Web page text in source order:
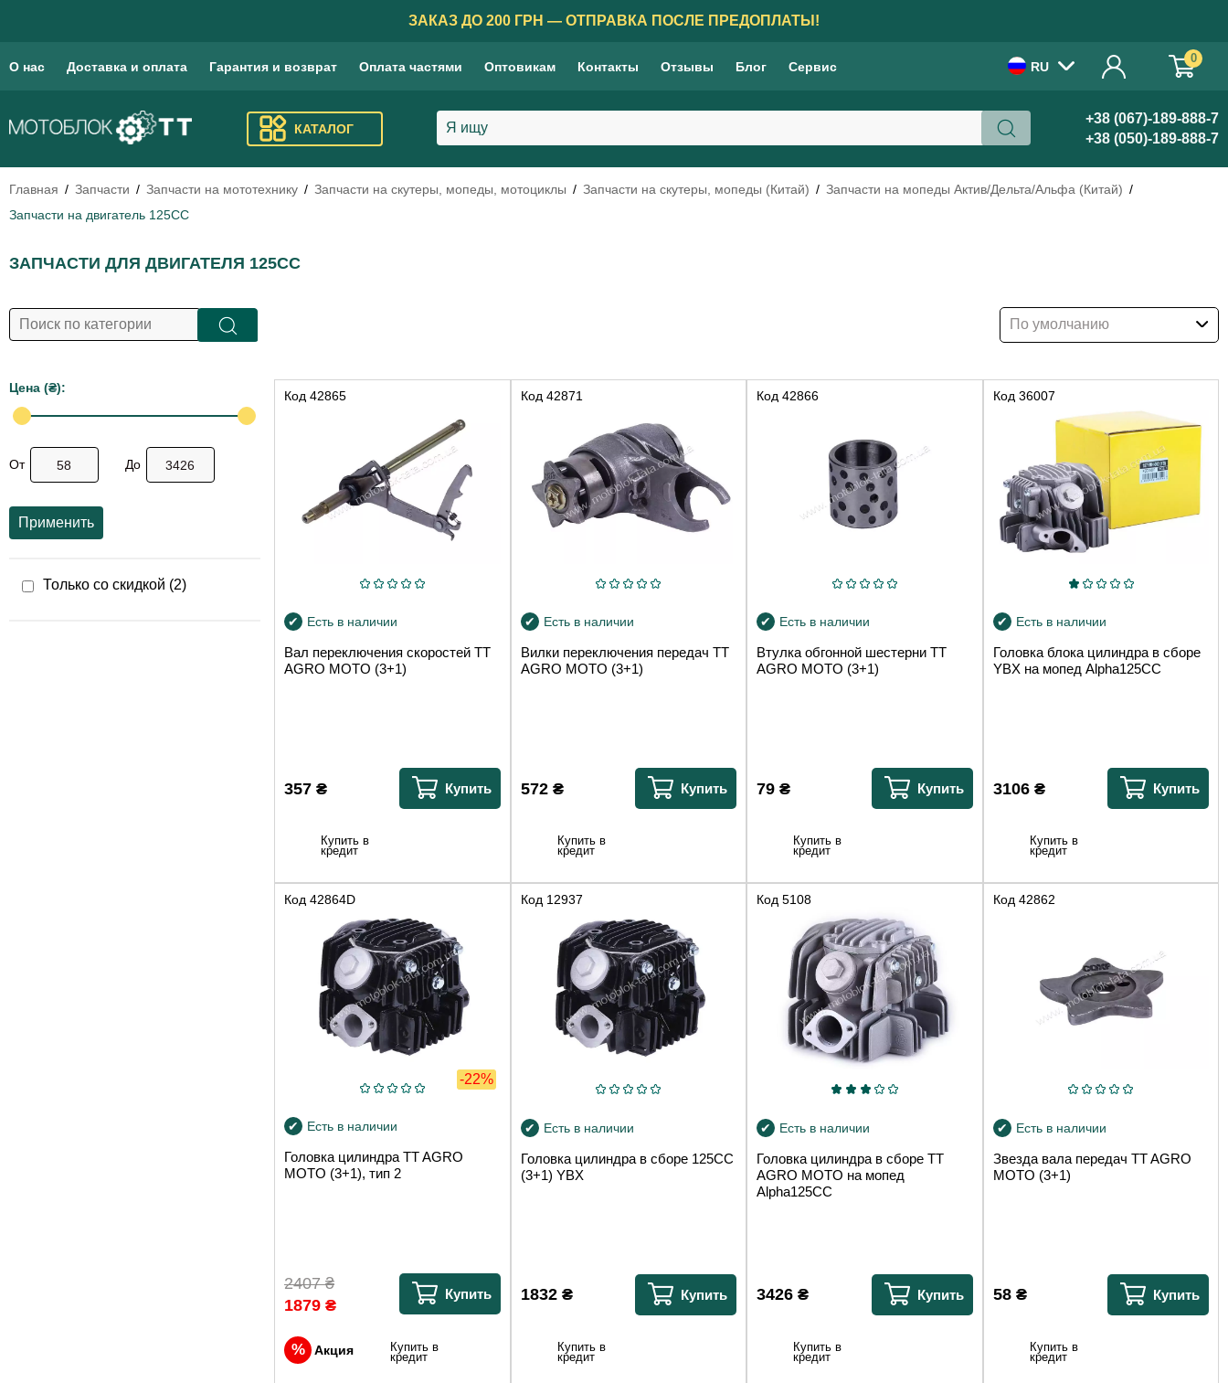
ЗАКАЗ ДО 200 ГРН — ОТПРАВКА ПОСЛЕ ПРЕДОПЛАТЫ!
О нас Доставка и оплата Гарантия и возврат Оплата частями Оптовикам Контакты Отзывы Блог Сервис RU
0
КАТАЛОГ
+38 (067)-189-888-7
+38 (050)-189-888-7
Главная Запчасти Запчасти на мототехнику Запчасти на скутеры, мопеды, мотоциклы Запчасти на скутеры, мопеды (Китай)
Запчасти на мопеды Актив/Дельта/Альфа (Китай)
Запчасти на двигатель 125СС
ЗАПЧАСТИ ДЛЯ ДВИГАТЕЛЯ 125СС
Цена (₴):
От До
Применить
Только со скидкой (2)
По умолчанию
Код 42865
Есть в наличии
Вал переключения скоростей TT
AGRO MOTO (3+1)
357 ₴ Купить
Купить в
кредит
Код 42871
Есть в наличии
Вилки переключения передач TT
AGRO MOTO (3+1)
572₴ Купить
Купить в
кредит
Код 42866
Есть в наличии
Втулка обгонной шестерни TT
AGRO MOTO (3+1)
79 ₴ Купить
Купить в
кредит
Код 36007
Есть в наличии
Головка блока цилиндра в сборе
YBX на мопед Alpha125СС
3106₴ Купить
Купить в
кредит
Код 42864D
-22%
Есть в наличии
Головка цилиндра TT AGRO
MOTO (3+1), тип 2
1879 ₴
2407₴
Купить
Акция Купить в
кредит
Код 12937
Есть в наличии
Головка цилиндра в сборе 125СС
(3+1) YBX
1832₴ Купить
Купить в
кредит
Код 5108
Есть в наличии
Головка цилиндра в сборе TT
AGRO MOTO на мопед
Alpha125СС
3426 ₴ Купить
Купить в
кредит
Код 42862
Есть в наличии
Звезда вала передач TT AGRO
MOTO (3+1)
58₴ Купить
Купить в
кредит